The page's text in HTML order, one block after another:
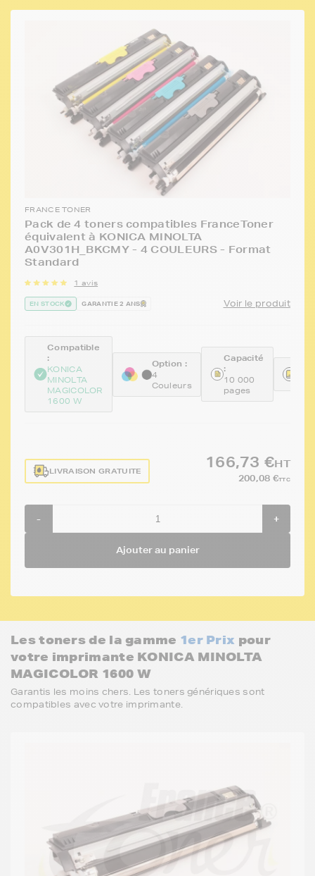
FRANCE TONER
Pack de 4 toners compatibles FranceToner
équivalent à KONICA MINOLTA
A0V301H_BKCMY - 4 COULEURS - Format
Standard
1 avis
EN STOCK GARANTIE 2 ANS Voir le produit
Compatible
:
KONICA
MINOLTA
MAGICOLOR
1600 W
Option :
4
Couleurs
Capacité
:
10 000
pages
LIVRAISON GRATUITE
166,73 €HT
200,08 €TTC
- +
Ajouter au panier
Les toners de la gamme 1er Prix pour
votre imprimante KONICA MINOLTA
MAGICOLOR 1600 W
Garantis les moins chers. Les toners génériques sont
compatibles avec votre imprimante.